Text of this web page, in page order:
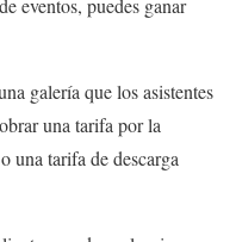
eventos, puedes ganar
galería que los asistentes
una tarifa por la
una tarifa de descarga